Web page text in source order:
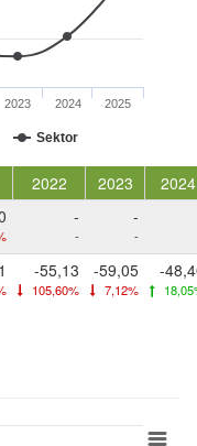
Sektor
2023 2024 2025
2022 2023
2024
-
-
-
-
-55,13
105,60%
-59,05
7,12%
-